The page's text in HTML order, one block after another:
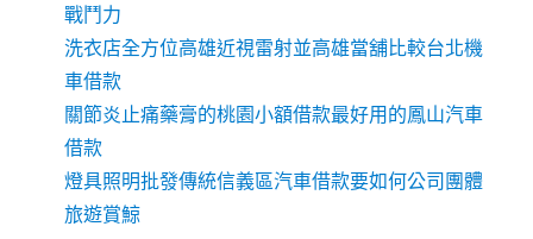
戰鬥力
洗衣店全方位高雄近視雷射並高雄當舖比較台北機
車借款
關節炎止痛藥膏的桃園小額借款最好用的鳳山汽車
借款
燈具照明批發傳統信義區汽車借款要如何公司團體
旅遊賞鯨